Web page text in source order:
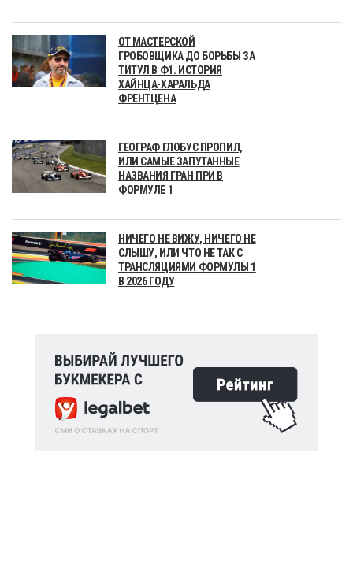
ОТ МАСТЕРСКОЙ
ГРОБОВЩИКА ДО БОРЬБЫ ЗА
ТИТУЛ В Ф1. ИСТОРИЯ
ХАЙНЦА-ХАРАЛЬДА
ФРЕНТЦЕНА
ГЕОГРАФ ГЛОБУС ПРОПИЛ,
ИЛИ САМЫЕ ЗАПУТАННЫЕ
НАЗВАНИЯ ГРАН ПРИ В
ФОРМУЛЕ 1
НИЧЕГО НЕ ВИЖУ, НИЧЕГО НЕ
СЛЫШУ, ИЛИ ЧТО НЕ ТАК С
ТРАНСЛЯЦИЯМИ ФОРМУЛЫ 1
В 2026 ГОДУ